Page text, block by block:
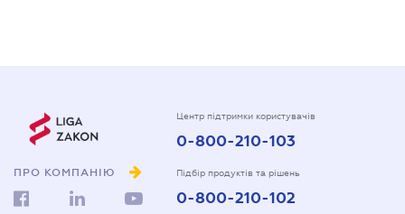
ПРО КОМПАНІЮ
Центр підтримки користувачів
0-800-210-103
Підбір продуктів та рішень
0-800-210-102